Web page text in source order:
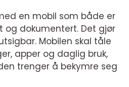
en mobil som både er
og dokumentert. Det gjør
Mobilen skal tåle
apper og daglig bruk,
trenger å bekymre seg